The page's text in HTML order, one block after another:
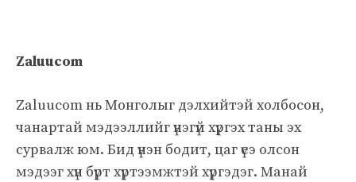
Zaluucom
Zaluucom нь Монголыг дэлхийтэй холбосон,
чанартай мэдээллийг үнэгүй хүргэх таны эх
сурвалж юм. Бид үнэн бодит, цаг үеэ олсон
мэдээг хүн бүрт хүртээмжтэй хүргэдэг. Манай